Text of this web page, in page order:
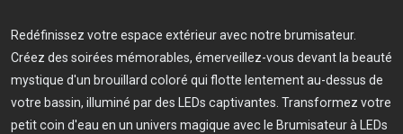
Redéfinissez votre espace extérieur avec notre brumisateur.
Créez des soirées mémorables, émerveillez-vous devant la beauté
mystique d'un brouillard coloré qui flotte lentement au-dessus de
votre bassin, illuminé par des LEDs captivantes. Transformez votre
petit coin d'eau en un univers magique avec le Brumisateur à LEDs